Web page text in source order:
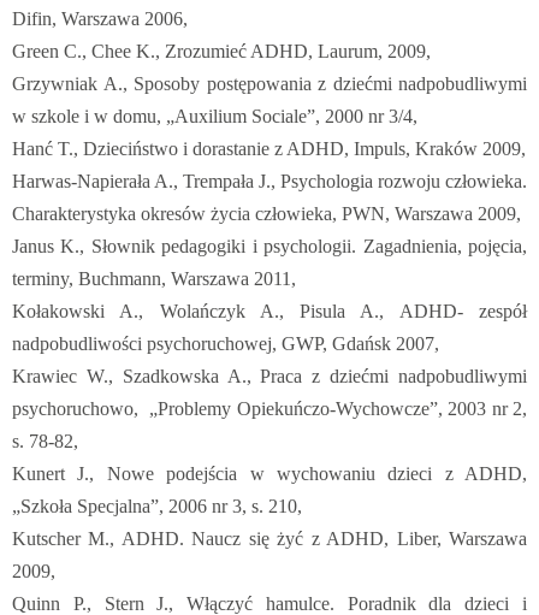
Difin, Warszawa 2006,
Green C., Chee K., Zrozumieć ADHD, Laurum, 2009,
Grzywniak A., Sposoby postępowania z dziećmi nadpobudliwymi
w szkole i w domu, „Auxilium Sociale”, 2000 nr 3/4,
Hanć T., Dzieciństwo i dorastanie z ADHD, Impuls, Kraków 2009,
Harwas-Napierała A., Trempała J., Psychologia rozwoju człowieka.
Charakterystyka okresów życia człowieka, PWN, Warszawa 2009,
Janus K., Słownik pedagogiki i psychologii. Zagadnienia, pojęcia,
terminy, Buchmann, Warszawa 2011,
Kołakowski A., Wolańczyk A., Pisula A., ADHD- zespół
nadpobudliwości psychoruchowej, GWP, Gdańsk 2007,
Krawiec W., Szadkowska A., Praca z dziećmi nadpobudliwymi
psychoruchowo, „Problemy Opiekuńczo-Wychowcze”, 2003 nr 2,
s. 78-82,
Kunert J., Nowe podejścia w wychowaniu dzieci z ADHD,
„Szkoła Specjalna”, 2006 nr 3, s. 210,
Kutscher M., ADHD. Naucz się żyć z ADHD, Liber, Warszawa
2009,
Quinn P., Stern J., Włączyć hamulce. Poradnik dla dzieci i